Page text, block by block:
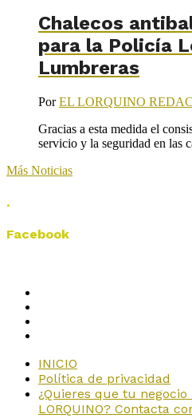
Chalecos
para la Policía
Lumbreras
PorEL LORQUINO
Gracias a esta medida el
servicio y la seguridad en las
Más Noticias
.
Facebook
INICIO
Política de privacidad
¿Quieres que tu
LORQUINO? Contacta